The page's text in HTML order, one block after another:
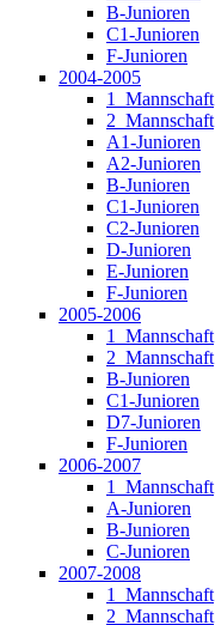
B-Junioren
C1-Junioren
F-Junioren
2004-2005
1_Mannschaft
2_Mannschaft
A1-Junioren
A2-Junioren
B-Junioren
C1-Junioren
C2-Junioren
D-Junioren
E-Junioren
F-Junioren
2005-2006
1_Mannschaft
2_Mannschaft
B-Junioren
C1-Junioren
D7-Junioren
F-Junioren
2006-2007
1_Mannschaft
A-Junioren
B-Junioren
C-Junioren
2007-2008
1_Mannschaft
2_Mannschaft